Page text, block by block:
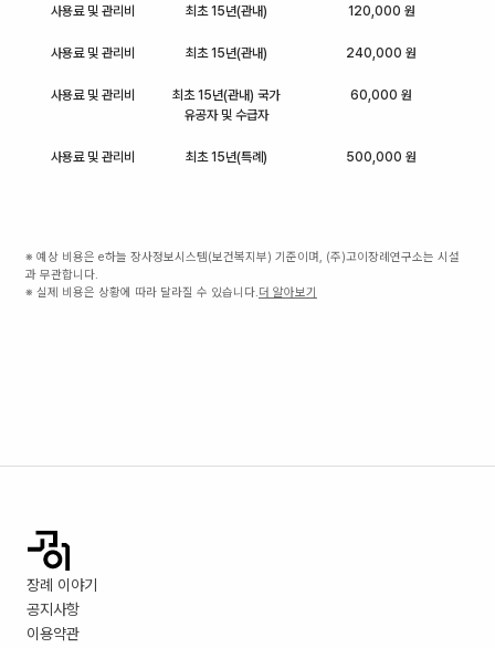
사용료 및 관리비 최초 15년(관내) 120,000 원
사용료 및 관리비 최초 15년(관내) 240,000 원
사용료 및 관리비
최초 15년(관내) 국가
유공자 및 수급자
60,000 원
사용료 및 관리비 최초 15년(특례) 500,000 원
※ 예상 비용은 e하늘 장사정보시스템(보건복지부) 기준이며, (주)고이장례연구소는 시설
과 무관합니다.
※ 실제 비용은 상황에 따라 달라질 수 있습니다.더 알아보기
장례 이야기
공지사항
이용약관